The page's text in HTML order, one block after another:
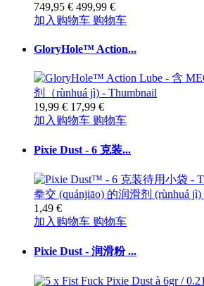
749,95 € 499,99 €
加入购物车 购物车
GloryHole™ Action...
19,99 € 17,99 €
加入购物车 购物车
Pixie Dust - 6 克装...
1,49 €
加入购物车 购物车
Pixie Dust - 润滑粉 ...